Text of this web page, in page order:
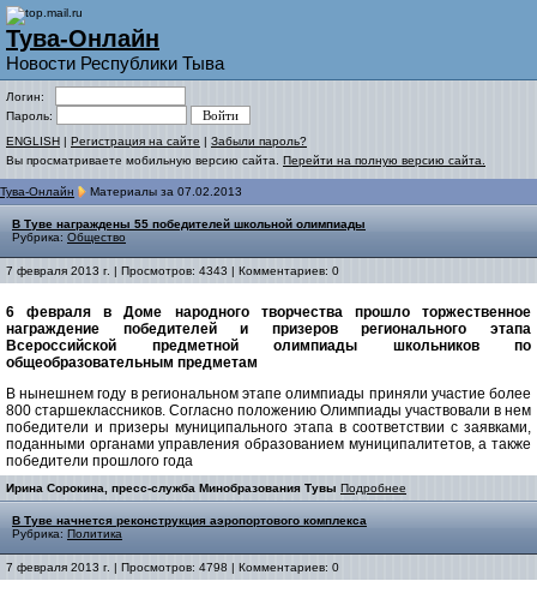
Тува-Онлайн
Новости Республики Тыва
Логин:
Пароль:
ENGLISH | Регистрация на сайте | Забыли пароль?
Вы просматриваете мобильную версию сайта. Перейти на полную версию сайта.
Тува-Онлайн Материалы за 07.02.2013
В Туве награждены 55 победителей школьной олимпиады
Рубрика: Общество
7 февраля 2013 г. | Просмотров: 4343 | Комментариев: 0
6 февраля в Доме народного творчества прошло торжественное
награждение победителей и призеров регионального этапа
Всероссийской предметной олимпиады школьников по
общеобразовательным предметам
В нынешнем году в региональном этапе олимпиады приняли участие более
800 старшеклассников. Согласно положению Олимпиады участвовали в нем
победители и призеры муниципального этапа в соответствии с заявками,
поданными органами управления образованием муниципалитетов, а также
победители прошлого года
Ирина Сорокина, пресс-служба Минобразования Тувы Подробнее
В Туве начнется реконструкция аэропортового комплекса
Рубрика: Политика
7 февраля 2013 г. | Просмотров: 4798 | Комментариев: 0